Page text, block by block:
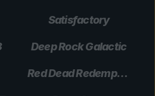
Satisfactory
Deep Rock Galactic
Red Dead Redemption 2